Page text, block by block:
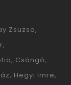
Zsuzsa
Csángó
Hegyi Imre